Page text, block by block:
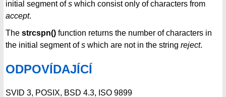
initial segment ofs which consist only of characters from
accept.
The strcspn() function returns the number of characters in
the initial segment ofs which are not in the string reject.
ODPOVÍDAJÍCÍ
SVID 3, POSIX, BSD 4.3, ISO 9899